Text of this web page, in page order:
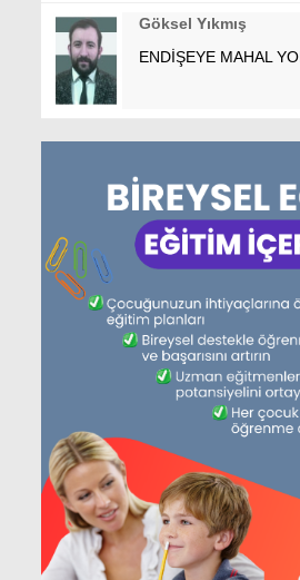
Göksel Yıkmış
ENDİŞEYE MAHAL